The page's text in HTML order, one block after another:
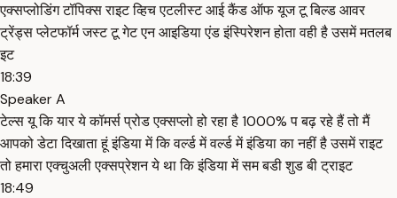
एक्सप्लोडिंग टॉपिक्स राइट व्हिच एटलीस्ट आई कैंड ऑफ यूज टू बिल्ड आवर
ट्रेंड्स प्लेटफॉर्म जस्ट टू गेट एन आइडिया एंड इंस्पिरेशन होता वही है उसमें मतलब
इट
18:39
Speaker A
टेल्स यू कि यार ये कॉमर्स प्रोड एक्सप्लो हो रहा है 1000% प बढ़ रहे हैं तो मैं
आपको डेटा दिखाता हूं इंडिया में कि वर्ल्ड में वर्ल्ड में इंडिया का नहीं है उसमें राइट
तो हमारा एक्चुअली एक्सप्रेशन ये था कि इंडिया में सम बडी शुड बी ट्राइट
18:49